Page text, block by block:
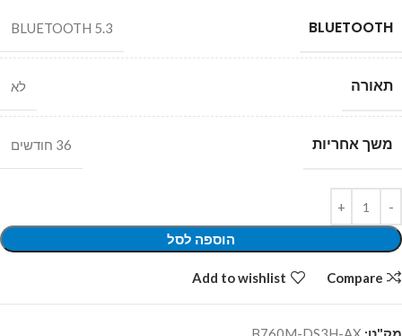
BLUETOOTH
BLUETOOTH 5.3
תאורה לא
משך אחריות 36 חודשים
הוספה לסל
Compare
Add to wishlist